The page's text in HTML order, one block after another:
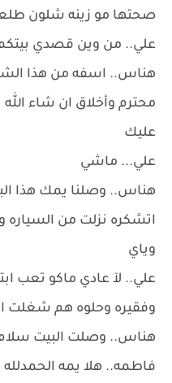
صحتها مو زينه شلون
علي.. من وين قصدي
هناس.. اسفه من هذا
محترم وأخلاق ان شاء
عليك
علي... ماشي
هناس.. وصلنا يمك هذا
اتشكره نزلت من السياره
وياي
علي.. لآ عادي ماكو تعب
وفقيره وحلوه هم شغلت
هناس.. وصلت البيت سلام
فاطمه.. هلا يمه